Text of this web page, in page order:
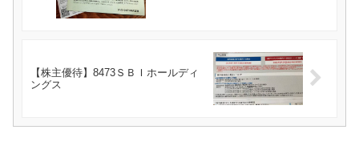
【株主優待】8473ＳＢＩホールディ
ングス